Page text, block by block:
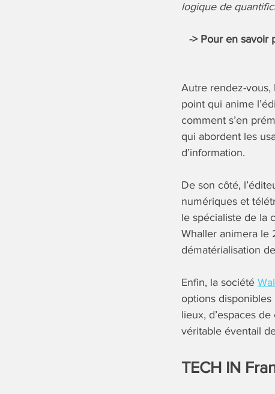
logique de
-> Pour en savoir
Autre rendez-
point qui anime
comment s’en
qui abordent les
d’information.
De son côté,
numériques et
le spécialiste de la
Whaller animera le
dématérialisation
Enfin, la société
options disponibles
lieux, d’espaces
véritable éventail
TECH IN